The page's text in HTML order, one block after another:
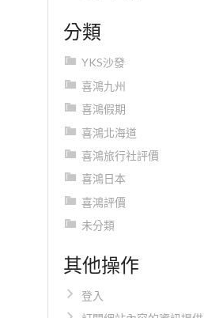
分類
YKS沙發
喜鴻九州
喜鴻假期
喜鴻北海道
喜鴻旅行社評價
喜鴻日本
喜鴻評價
未分類
其他操作
登入